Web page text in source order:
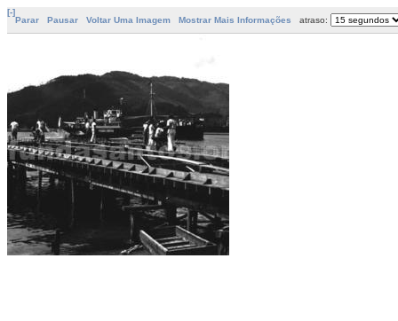
[-]
Parar
Pausar Voltar Uma Imagem Mostrar Mais Informações atraso: